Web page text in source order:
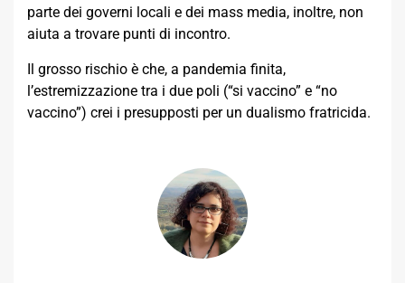
parte dei governi locali e dei mass media, inoltre, non
aiuta a trovare punti di incontro.
Il grosso rischio è che, a pandemia finita,
l’estremizzazione tra i due poli (“si vaccino” e “no
vaccino”) crei i presupposti per un dualismo fratricida.